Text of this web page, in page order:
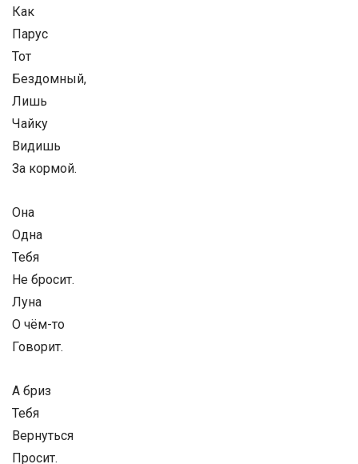
Как
Парус
Тот
Бездомный,
Лишь
Чайку
Видишь
За кормой.
Она
Одна
Тебя
Не бросит.
Луна
О чём-то
Говорит.
А бриз
Тебя
Вернуться
Просит.